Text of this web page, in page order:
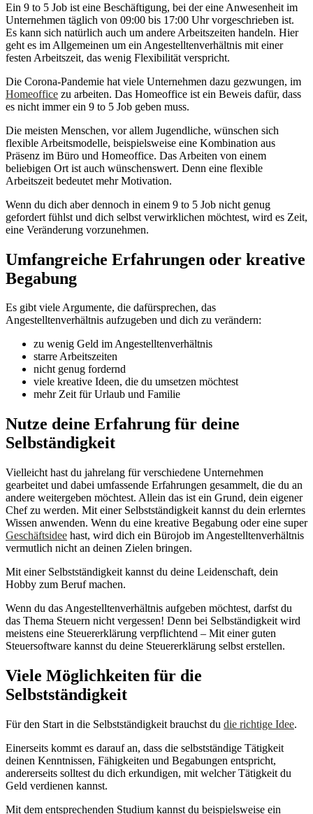
Ein 9 to 5 Job ist eine Beschäftigung, bei der eine Anwesenheit im
Unternehmen täglich von 09:00 bis 17:00 Uhr vorgeschrieben ist.
Es kann sich natürlich auch um andere Arbeitszeiten handeln. Hier
geht es im Allgemeinen um ein Angestelltenverhältnis mit einer
festen Arbeitszeit, das wenig Flexibilität verspricht.
Die Corona-Pandemie hat viele Unternehmen dazu gezwungen, im
Homeoffice zu arbeiten. Das Homeoffice ist ein Beweis dafür, dass
es nicht immer ein 9 to 5 Job geben muss.
Die meisten Menschen, vor allem Jugendliche, wünschen sich
flexible Arbeitsmodelle, beispielsweise eine Kombination aus
Präsenz im Büro und Homeoffice. Das Arbeiten von einem
beliebigen Ort ist auch wünschenswert. Denn eine flexible
Arbeitszeit bedeutet mehr Motivation.
Wenn du dich aber dennoch in einem 9 to 5 Job nicht genug
gefordert fühlst und dich selbst verwirklichen möchtest, wird es Zeit,
eine Veränderung vorzunehmen.
Umfangreiche Erfahrungen oder kreative
Begabung
Es gibt viele Argumente, die dafürsprechen, das
Angestelltenverhältnis aufzugeben und dich zu verändern:
zu wenig Geld im Angestelltenverhältnis
starre Arbeitszeiten
nicht genug fordernd
viele kreative Ideen, die du umsetzen möchtest
mehr Zeit für Urlaub und Familie
Nutze deine Erfahrung für deine
Selbständigkeit
Vielleicht hast du jahrelang für verschiedene Unternehmen
gearbeitet und dabei umfassende Erfahrungen gesammelt, die du an
andere weitergeben möchtest. Allein das ist ein Grund, dein eigener
Chef zu werden. Mit einer Selbstständigkeit kannst du dein erlerntes
Wissen anwenden. Wenn du eine kreative Begabung oder eine super
Geschäftsidee hast, wird dich ein Bürojob im Angestelltenverhältnis
vermutlich nicht an deinen Zielen bringen.
Mit einer Selbstständigkeit kannst du deine Leidenschaft, dein
Hobby zum Beruf machen.
Wenn du das Angestelltenverhältnis aufgeben möchtest, darfst du
das Thema Steuern nicht vergessen! Denn bei Selbständigkeit wird
meistens eine Steuererklärung verpflichtend – Mit einer guten
Steuersoftware kannst du deine Steuererklärung selbst erstellen.
Viele Möglichkeiten für die
Selbstständigkeit
Für den Start in die Selbstständigkeit brauchst du die richtige Idee.
Einerseits kommt es darauf an, dass die selbstständige Tätigkeit
deinen Kenntnissen, Fähigkeiten und Begabungen entspricht,
andererseits solltest du dich erkundigen, mit welcher Tätigkeit du
Geld verdienen kannst.
Mit dem entsprechenden Studium kannst du beispielsweise ein